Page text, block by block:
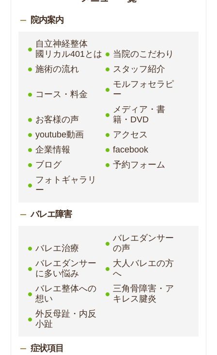
院内案内
自立神経整体
國リカル401とは
当院のこだわり
施術の流れ
スタッフ紹介
コース・料金
モルフォセラピ
ー
お客様の声
メディア・書
籍・DVD
youtube動画
アクセス
企業情報
facebook
ブログ
予約フォーム
フォトギャラリ
ー
バレエ障害
バレエ治療
バレエダンサー
の声
バレエダンサー
に多い悩み
大人バレエの方
へ
バレエ整体への
想い
三角骨障害・ア
キレス腱炎
外反母趾・内反
小趾
症状項目